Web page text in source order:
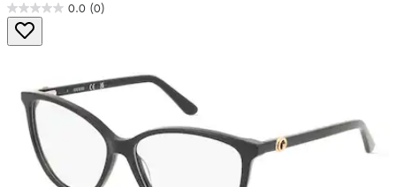
0.0 (0)
0.0
von
5